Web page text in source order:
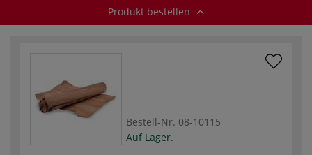
Produkt bestellen
Bestell-Nr. 08-10115
Auf Lager.